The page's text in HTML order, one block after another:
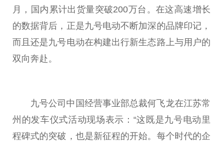
月，国内累计出货量突破200万台。在这高速增长
的数据背后，正是九号电动不断加深的品牌印记，
而且还是九号电动在构建出行新生态路上与用户的
双向奔赴。
九号公司中国经营事业部总裁何飞龙在江苏常
州的发车仪式活动现场表示：“这既是九号电动里
程碑式的突破，也是新征程的开始。每个时代的企